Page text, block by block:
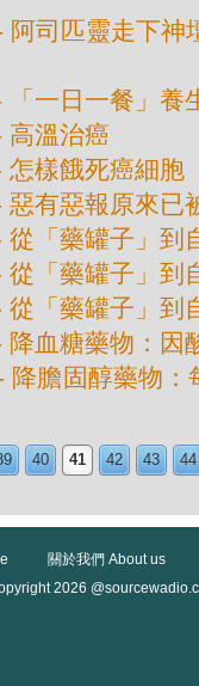
阿司匹靈走下
「一日一餐」養
高溫治癌
怎樣餓死癌細胞
惡有惡報原來已
從「藥罐子」到
從「藥罐子」到
從「藥罐子」到
降血糖藥物：因
降膽固醇藥物
40 41 42 43 44
關於我們 About us
2026